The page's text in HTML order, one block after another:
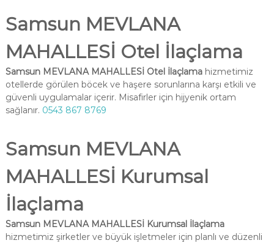
Samsun MEVLANA
MAHALLESİ Otel İlaçlama
Samsun MEVLANA MAHALLESİ Otel İlaçlamahizmetimiz
otellerde görülen böcek ve haşere sorunlarına karşı etkili ve
güvenli uygulamalar içerir. Misafirler için hijyenik ortam
sağlanır. 0543 867 8769
Samsun MEVLANA
MAHALLESİ Kurumsal
İlaçlama
Samsun MEVLANA MAHALLESİ Kurumsal İlaçlama
hizmetimiz şirketler ve büyük işletmeler için planlı ve düzenli